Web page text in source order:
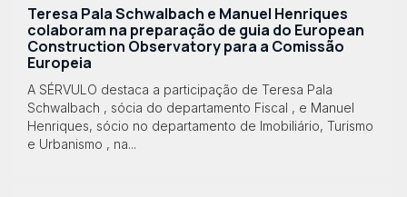
Teresa Pala Schwalbach e Manuel Henriques
colaboram na preparação de guia do European
Construction Observatory para a Comissão
Europeia
A SÉRVULO destaca a participação de Teresa Pala
Schwalbach , sócia do departamento Fiscal , e Manuel
Henriques, sócio no departamento de Imobiliário, Turismo
e Urbanismo , na...